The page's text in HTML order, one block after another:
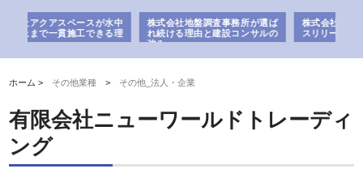
事務所が選ば
設コンサルの
株式会社名神精工の最新ニュー
スリリース一覧と注目トピック
有限会社エム・ビルドが南
で選ばれる道路舗装と土木
の実力
ホーム > その他業種 > その他_法人・企業
有限会社ニューワールドトレーディ
ング